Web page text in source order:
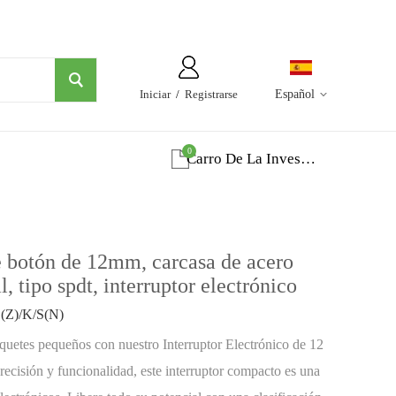
Español
Iniciar/ Registrarse
Carro De La Investigacion
0
de 12mm, carcasa de acero
tipo spdt, interruptor electrónico
K/S(N)
pequeños con nuestro Interruptor Electrónico de 12
y funcionalidad, este interruptor compacto es una